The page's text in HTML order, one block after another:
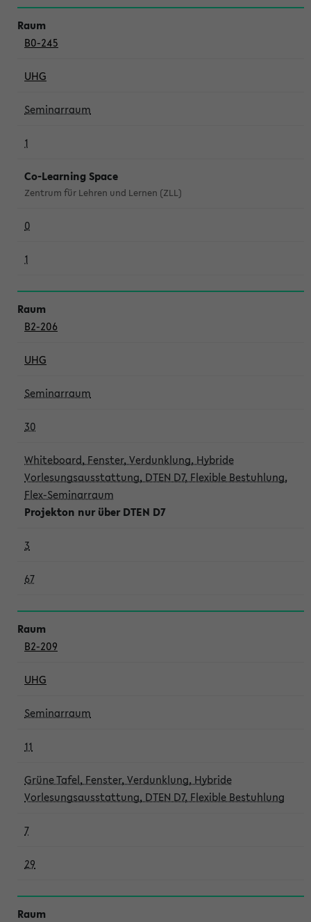
B0-245
UHG
Seminarraum
1
Co-Learning Space
Zentrum für Lehren und Lernen (ZLL)
0
1
B2-206
UHG
Seminarraum
30
Whiteboard, Fenster, Verdunklung, Hybride
Vorlesungsausstattung, DTEN D7, Flexible Bestuhlung,
Flex-Seminarraum
Projekton nur über DTEN D7
3
67
B2-209
UHG
Seminarraum
11
Grüne Tafel, Fenster, Verdunklung, Hybride
Vorlesungsausstattung, DTEN D7, Flexible Bestuhlung
7
29